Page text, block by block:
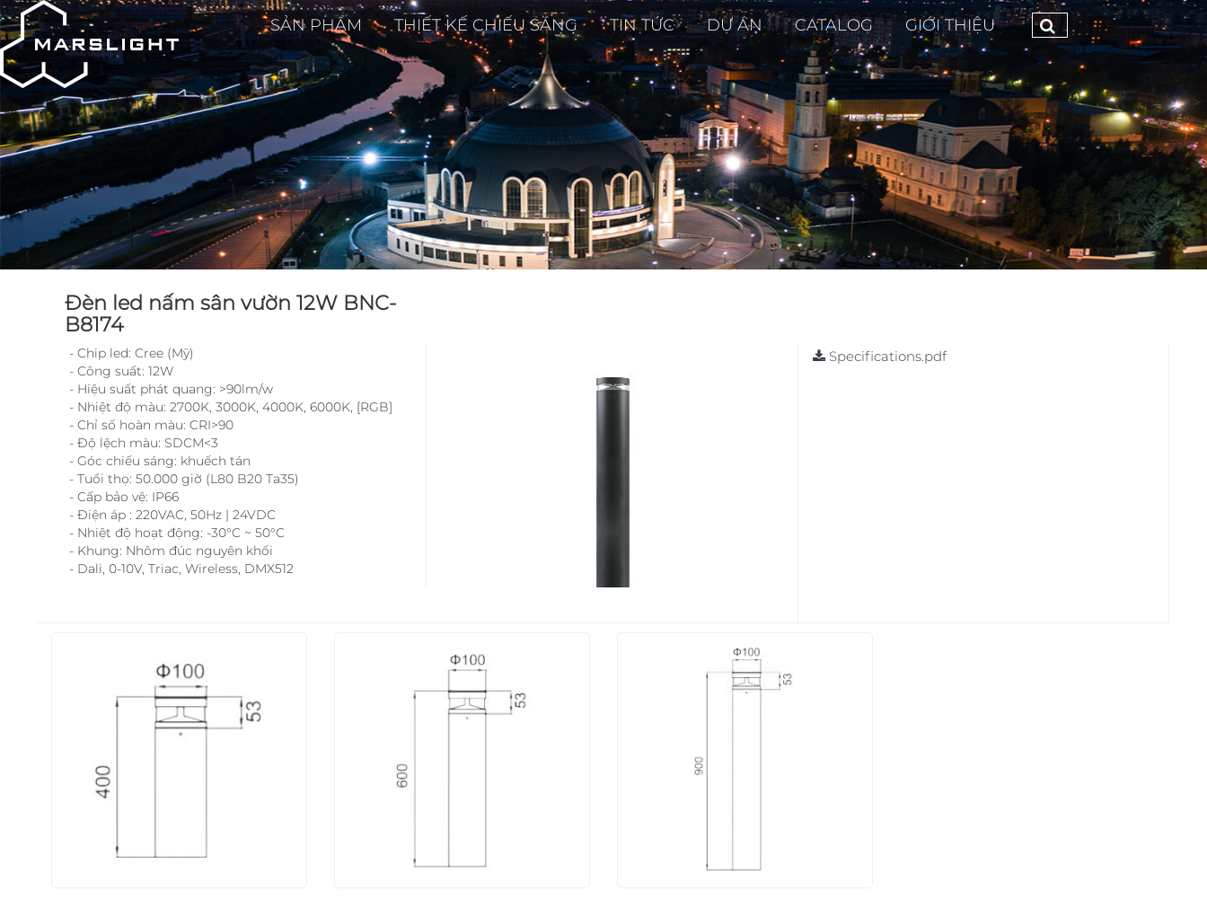
SẢN PHẨM THIẾT KẾ CHIẾU SÁNG TIN TỨC DỰ ÁN CATALOG GIỚI THIỆU
Đèn led nấm sân vườn 12W BNC-
B8174
- Chip led: Cree (Mỹ)
- Công suất: 12W
- Hiệu suất phát quang: >90lm/w
- Nhiệt độ màu: 2700K, 3000K, 4000K, 6000K, [RGB]
- Chỉ số hoàn màu: CRI>90
- Độ lệch màu: SDCM<3
- Góc chiếu sáng: khuếch tán
- Tuổi thọ: 50.000 giờ (L80 B20 Ta35)
- Cấp bảo vệ: IP66
- Điện áp : 220VAC, 50Hz | 24VDC
- Nhiệt độ hoạt động: -30°C ~ 50°C
- Khung: Nhôm đúc nguyên khối
- Dali, 0-10V, Triac, Wireless, DMX512
Specifications.pdf